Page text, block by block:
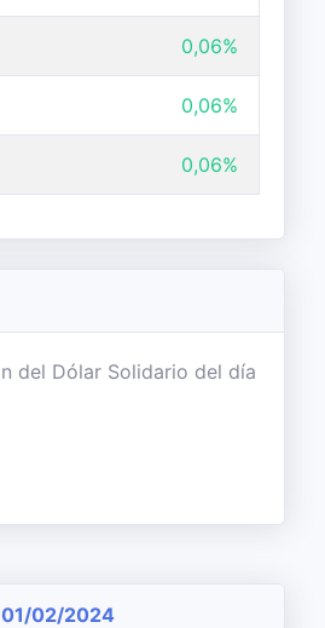
0,06%
0,06%
0,06%
del Dólar Solidario del día
01/02/2024